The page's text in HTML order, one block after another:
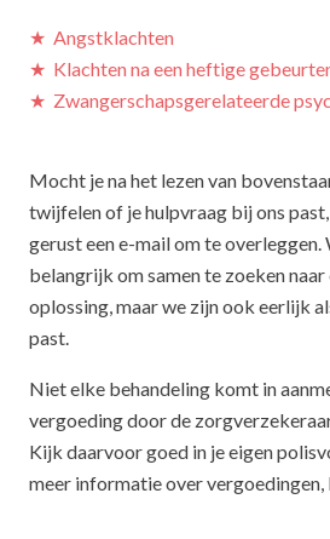
★ Angstklachten
★ Klachten na een heftige
★ Zwangerschapsgerelateerde
Mocht je na het lezen van
twijfelen of je hulpvraag bij ons
gerust een e-mail om te overleggen.
belangrijk om samen te zoeken naar
oplossing, maar we zijn ook eerlijk
past.
Niet elke behandeling komt in
vergoeding door de
Kijk daarvoor goed in je eigen
meer informatie over vergoedingen,